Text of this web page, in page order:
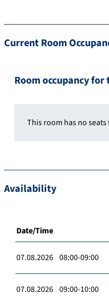
Current Room
Room occupancy for
This room has no seats
Availability
Date/Time
07.08.2026 08:00-09:00
07.08.2026 09:00-10:00